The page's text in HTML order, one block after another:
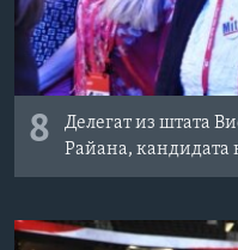
8
Делегат из штата
Райана, кандидата